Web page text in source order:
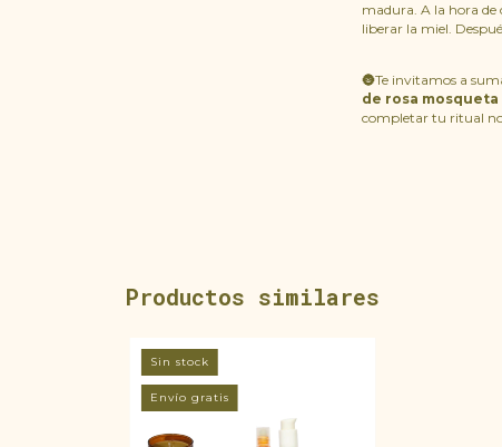
madura. A la hora de
liberar la miel.
🌚Te invitamos a
de rosa
completar tu ritual
Productos similares
Sin stock
Envío gratis